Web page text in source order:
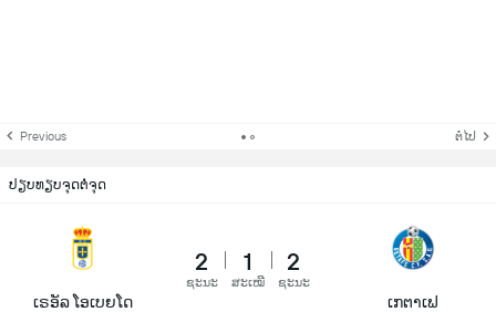
Previous ຕໍ່ໄປ
ປຽບທຽບຈຸດຕໍ່ຈຸດ
ເຣອັລ ໂອເບຍໂດ
2
ຊະນະ
1
ສະເໝີ
2
ຊະນະ
ເກຕາເຟ